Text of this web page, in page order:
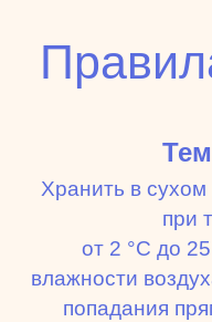
Хранить в
при
от 2 °C до
влажности
попадания